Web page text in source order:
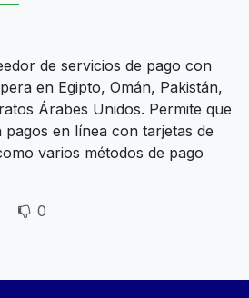
de servicios de pago con
en Egipto, Omán, Pakistán,
Árabes Unidos. Permite que
en línea con tarjetas de
varios métodos de pago
0